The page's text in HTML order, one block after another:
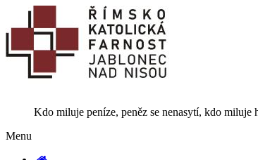
Kdo miluje peníze, peněz se nenasytí, kdo miluje
Menu